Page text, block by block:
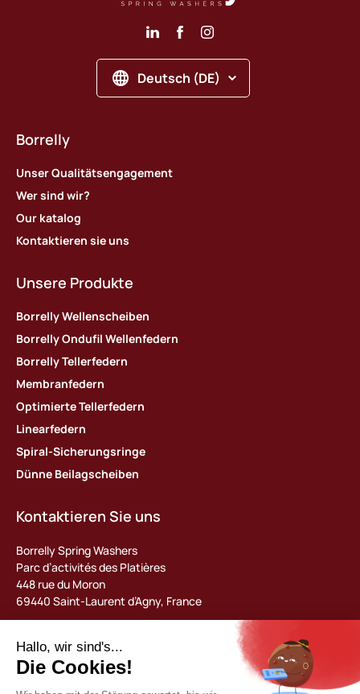
Deutsch (DE)
Borrelly
Unser Qualitätsengagement
Wer sind wir?
Our katalog
Kontaktieren sie uns
Unsere Produkte
Borrelly Wellenscheiben
Borrelly Ondufil Wellenfedern
Borrelly Tellerfedern
Membranfedern
Optimierte Tellerfedern
Linearfedern
Spiral-Sicherungsringe
Dünne Beilagscheiben
Kontaktieren Sie uns
Borrelly Spring Washers
Parc d’activités des Platières
448 rue du Moron
69440 Saint-Laurent d’Agny, France
contact@borrelly.com